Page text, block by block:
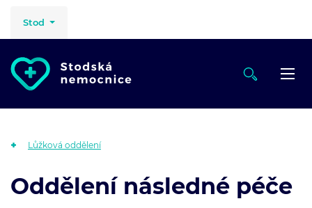
Stod
Lůžková oddělení
Oddělení následné péče